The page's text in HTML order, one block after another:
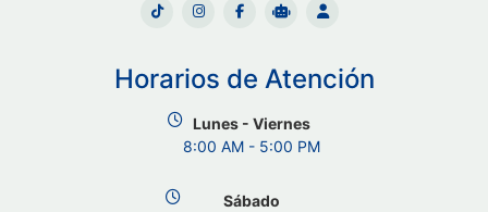
Horarios de Atención
Lunes - Viernes
8:00 AM - 5:00 PM
Sábado